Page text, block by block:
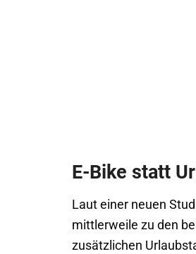
E-Bike statt
Laut einer neuen
mittlerweile zu den
zusätzlichen